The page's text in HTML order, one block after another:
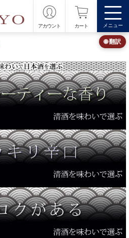
アカウント カート メニュー
🌐 翻訳